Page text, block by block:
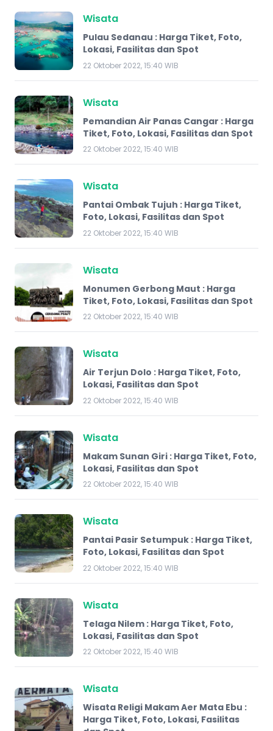
Wisata
Pulau Sedanau : Harga Tiket, Foto,
Lokasi, Fasilitas dan Spot
22 Oktober 2022, 15:40 WIB
Wisata
Pemandian Air Panas Cangar : Harga
Tiket, Foto, Lokasi, Fasilitas dan Spot
22 Oktober 2022, 15:40 WIB
Wisata
Pantai Ombak Tujuh : Harga Tiket,
Foto, Lokasi, Fasilitas dan Spot
22 Oktober 2022, 15:40 WIB
Wisata
Monumen Gerbong Maut : Harga
Tiket, Foto, Lokasi, Fasilitas dan Spot
22 Oktober 2022, 15:40 WIB
Wisata
Air Terjun Dolo : Harga Tiket, Foto,
Lokasi, Fasilitas dan Spot
22 Oktober 2022, 15:40 WIB
Wisata
Makam Sunan Giri : Harga Tiket, Foto,
Lokasi, Fasilitas dan Spot
22 Oktober 2022, 15:40 WIB
Wisata
Pantai Pasir Setumpuk : Harga Tiket,
Foto, Lokasi, Fasilitas dan Spot
22 Oktober 2022, 15:40 WIB
Wisata
Telaga Nilem : Harga Tiket, Foto,
Lokasi, Fasilitas dan Spot
22 Oktober 2022, 15:40 WIB
Wisata
Wisata Religi Makam Aer Mata Ebu :
Harga Tiket, Foto, Lokasi, Fasilitas